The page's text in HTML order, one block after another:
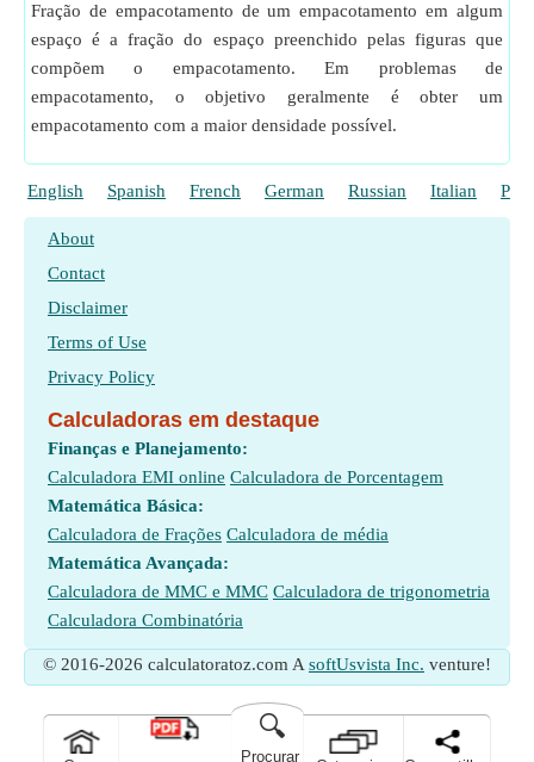
Fração de empacotamento de um empacotamento em algum
espaço é a fração do espaço preenchido pelas figuras que
compõem o empacotamento. Em problemas de
empacotamento, o objetivo geralmente é obter um
empacotamento com a maior densidade possível.
English Spanish French German Russian Italian
About
Contact
Disclaimer
Terms of Use
Privacy Policy
Calculadoras em destaque
Finanças e Planejamento:
Calculadora EMI online Calculadora de Porcentagem
Matemática Básica:
Calculadora de Frações Calculadora de média
Matemática Avançada:
Calculadora de MMC e MMC Calculadora de trigonometria
Calculadora Combinatória
© 2016-2026 calculatoratoz.com A softUsvista Inc. venture!
🔍
Procurar